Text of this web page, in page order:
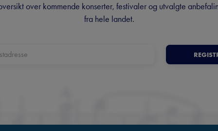
over kommende konserter, festivaler og utvalgte
fra hele landet.